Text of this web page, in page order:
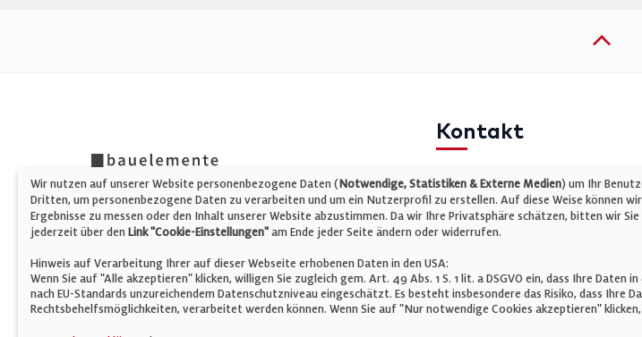
Kontakt
E-Mail:info@bauelemente-bau.eu
© Verlag für Fachpublizistik GmbH
Wir nutzen auf unserer Website personenbezogene Daten (Notwendige, Statistiken & Externe Medien) um Ihr
Dritten, um personenbezogene Daten zu verarbeiten und um ein Nutzerprofil zu erstellen. Auf diese Weise können
Ergebnisse zu messen oder den Inhalt unserer Website abzustimmen. Da wir Ihre Privatsphäre schätzen, bitten wir
jederzeit über den Link "Cookie-Einstellungen" am Ende jeder Seite ändern oder widerrufen.
Hinweis auf Verarbeitung Ihrer auf dieser Webseite erhobenen Daten in den USA:
Wenn Sie auf "Alle akzeptieren" klicken, willigen Sie zugleich gem. Art. 49 Abs. 1 S. 1 lit. a DSGVO ein, dass Ihre
nach EU-Standards unzureichendem Datenschutzniveau eingeschätzt. Es besteht insbesondere das Risiko, dass Ihre
Rechtsbehelfsmöglichkeiten, verarbeitet werden können. Wenn Sie auf "Nur notwendige Cookies akzeptieren"